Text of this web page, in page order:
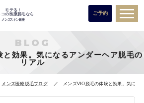
モテる！
コの医療脱毛なら
メンズスキン銀座
ご予約
BLOG
と効果。気になるアンダーヘア脱毛の
リアル
メンズ医療脱毛ブログ メンズVIO脱毛の体験と効果。気にな